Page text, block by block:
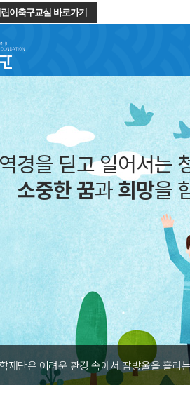
이축구교실 바로가기
역경을 딛고 일어서는
소중한 꿈과희망을
재단은 어려운 환경 속에서 땀방울을 흘리